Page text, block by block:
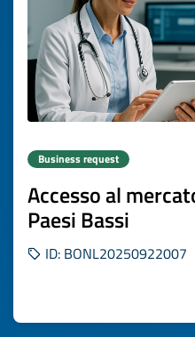
Business request
Accesso al
Paesi Bassi
ID: BONL20250922007